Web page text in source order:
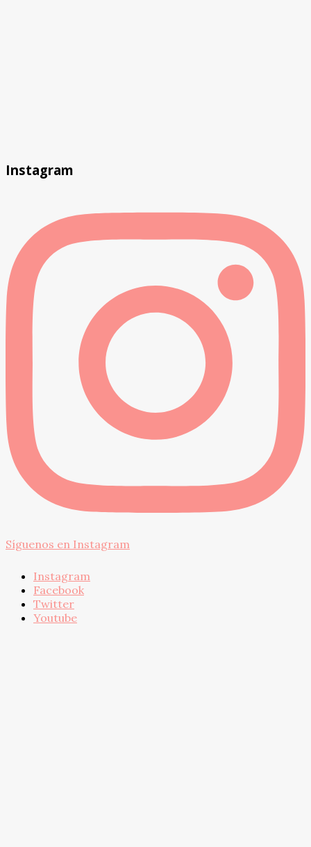
Instagram
Síguenos en Instagram
Instagram
Facebook
Twitter
Youtube